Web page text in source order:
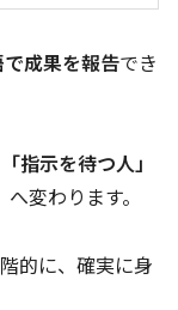
で成果を報告でき
「指示を待つ人」
へ変わります。
的に、確実に身